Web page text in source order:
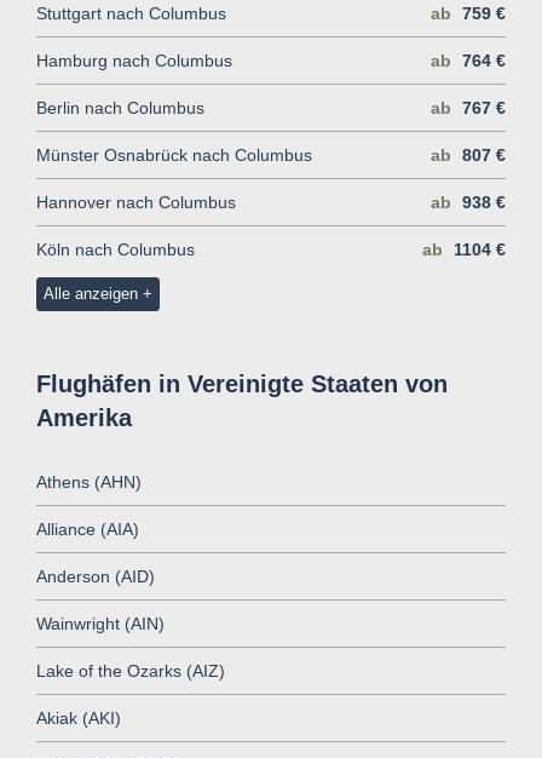
Stuttgart nach Columbus ab 759 €
Hamburg nach Columbus ab 764 €
Berlin nach Columbus ab 767 €
Münster Osnabrück nach Columbus ab 807 €
Hannover nach Columbus ab 938 €
Köln nach Columbus ab 1104 €
Alle anzeigen
Flughäfen in Vereinigte Staaten von
Amerika
Athens (AHN)
Alliance (AIA)
Anderson (AID)
Wainwright (AIN)
Lake of the Ozarks (AIZ)
Akiak (AKI)